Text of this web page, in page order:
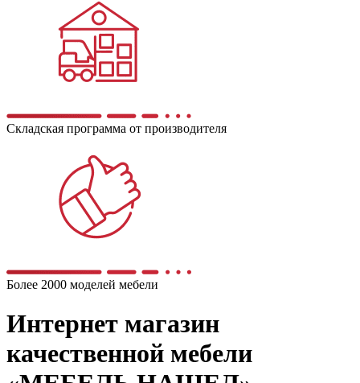
Складская программа от производителя
Более 2000 моделей мебели
Интернет магазин
качественной мебели